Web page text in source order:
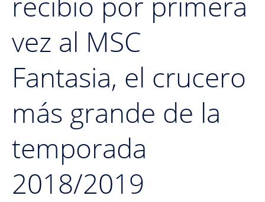
vez al MSC
Fantasia, el crucero
más grande de la
temporada
2018/2019